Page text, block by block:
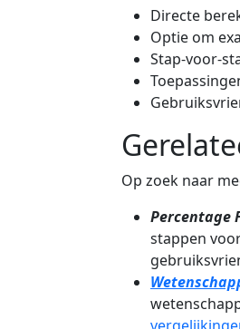
Directe
Optie om
Stap-voor-
Op zoek naar
Percentage
stappen